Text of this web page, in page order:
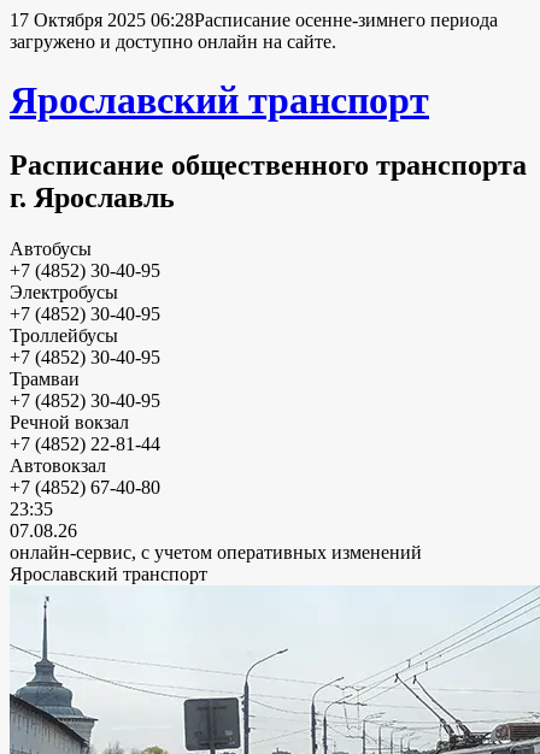
17 Октября 2025 06:28Расписание осенне-зимнего периода
загружено и доступно онлайн на сайте.
Ярославский транспорт
Расписание общественного транспорта
г. Ярославль
Автобусы
+7 (4852) 30-40-95
Электробусы
+7 (4852) 30-40-95
Троллейбусы
+7 (4852) 30-40-95
Трамваи
+7 (4852) 30-40-95
Речной вокзал
+7 (4852) 22-81-44
Автовокзал
+7 (4852) 67-40-80
23:35
07.08.26
онлайн-сервис, с учетом оперативных изменений
Ярославский транспорт